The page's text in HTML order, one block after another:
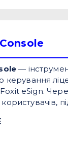
—
керування
eSign.